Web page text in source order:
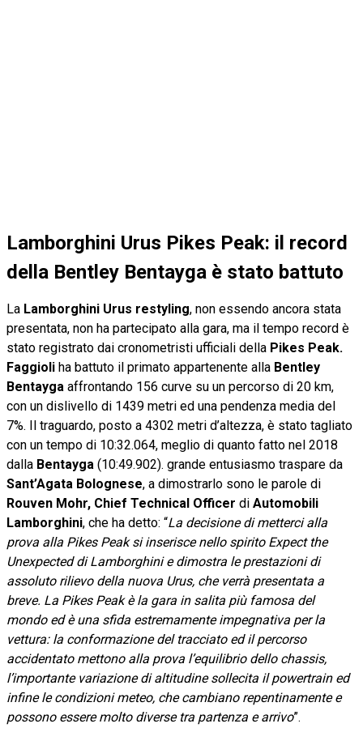
Lamborghini Urus Pikes Peak: il record
della Bentley Bentayga è stato battuto
La Lamborghini Urus restyling, non essendo ancora stata
presentata, non ha partecipato alla gara, ma il tempo record è
stato registrato dai cronometristi ufficiali della Pikes Peak.
Faggioli ha battuto il primato appartenente alla Bentley
Bentayga affrontando 156 curve su un percorso di 20 km,
con un dislivello di 1439 metri ed una pendenza media del
7%. Il traguardo, posto a 4302 metri d’altezza, è stato tagliato
con un tempo di 10:32.064, meglio di quanto fatto nel 2018
dalla Bentayga (10:49.902). grande entusiasmo traspare da
Sant’Agata Bolognese, a dimostrarlo sono le parole di
Rouven Mohr, Chief Technical Officer di Automobili
Lamborghini, che ha detto: “La decisione di metterci alla
prova alla Pikes Peak si inserisce nello spirito Expect the
Unexpected di Lamborghini e dimostra le prestazioni di
assoluto rilievo della nuova Urus, che verrà presentata a
breve. La Pikes Peak è la gara in salita più famosa del
mondo ed è una sfida estremamente impegnativa per la
vettura: la conformazione del tracciato ed il percorso
accidentato mettono alla prova l’equilibrio dello chassis,
l’importante variazione di altitudine sollecita il powertrain ed
infine le condizioni meteo, che cambiano repentinamente e
possono essere molto diverse tra partenza e arrivo”.